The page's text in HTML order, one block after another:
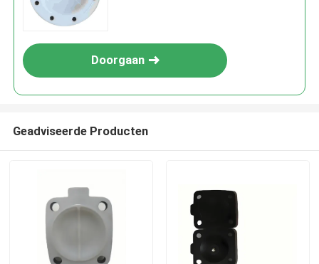
Doorgaan
Geadviseerde Producten